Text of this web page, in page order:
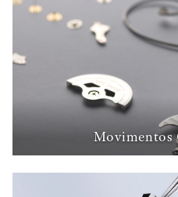
Movimentos